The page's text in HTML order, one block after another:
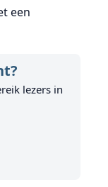
een
lezers in